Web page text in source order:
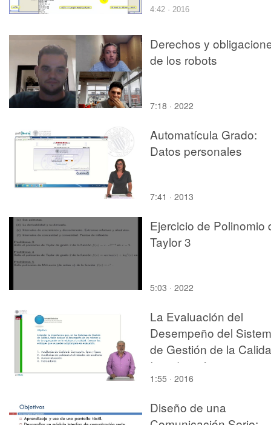
4:42 · 2016
Derechos y
de los robots
7:18 · 2022
Automatícula Grado:
Datos personales
7:41 · 2013
Ejercicio de Polinomio
Taylor 3
5:03 · 2022
La Evaluación del
Desempeño del
de Gestión de la
Introducción.
1:55 · 2016
Diseño de una